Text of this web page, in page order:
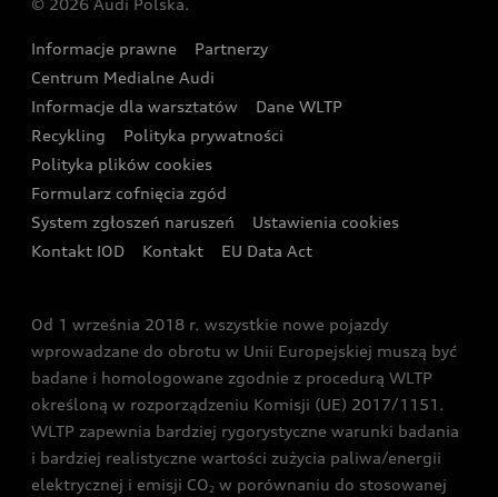
Wyszukaj najbliższego Partnera Audi
Oferta dla przedsiębiorców
Oferta dla klientów prywatnych
Kalkulator rat
Ubezpieczenie
Audi exclusive
Zasięg
Gwarancja
Akcje serwisowe Audi
Katalog online akcesoriów
Audi i Muzeum Sztuki Nowoczesnej w Warszawie
Audi driving experience
Audi quattro Cup
Audi i Puchar Świata w Skokach Narciarskich w
Zakopanem
© 2026 Audi Polska.
Informacje prawne
Partnerzy
Centrum Medialne Audi
Informacje dla warsztatów
Dane WLTP
Recykling
Polityka prywatności
Polityka plików cookies
Formularz cofnięcia zgód
System zgłoszeń naruszeń
Ustawienia cookies
Kontakt IOD
Kontakt EU Data Act
Od 1 września 2018 r. wszystkie nowe pojazdy
wprowadzane do obrotu w Unii Europejskiej muszą być
badane i homologowane zgodnie z procedurą WLTP
określoną w rozporządzeniu Komisji (UE) 2017/1151.
WLTP zapewnia bardziej rygorystyczne warunki badania
i bardziej realistyczne wartości zużycia paliwa/energii
elektrycznej i emisji CO2 w porównaniu do stosowanej